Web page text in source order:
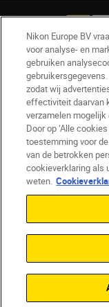
NL Nikon
Contact
Nikon Store -
Cookie-
© 2026 Nikon
Nikon Europe BV
voor analyse- en
gebruiken
zodat wij
effectiviteit daarvan
verzamelen
Door op ‘Alle
toestemming voor
van de betrokken
cookieverklaring als
weten.